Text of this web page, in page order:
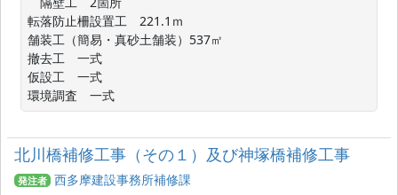
転落防止柵設置工　221.1ｍ
舗装工（簡易・真砂土舗装）537㎡
撤去工　一式
仮設工　一式
環境調査　一式
北川橋補修工事（その１）及び神塚橋補修工事
発注者 西多摩建設事務所補修課